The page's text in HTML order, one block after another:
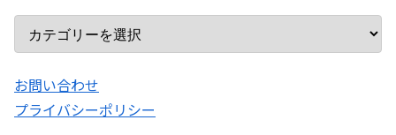
マーチ買取(下取り)価格
N BOX買取(下取り)価格
N-WGN買取(下取り)価格
お問い合わせ
プライバシーポリシー